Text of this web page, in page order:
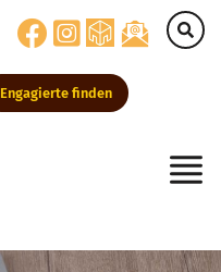
Engagierte finden